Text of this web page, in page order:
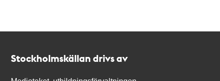
Stockholmskällan drivs av